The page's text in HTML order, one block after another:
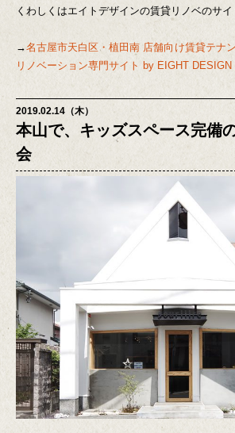
くわしくはエイトデザインの賃貸リノベのサイ
→名古屋市天白区・植田南 店舗向け賃貸テナ
リノベーション専門サイト by EIGHT DESIGN
2019.02.14（木）
本山で、キッズスペース完備
会